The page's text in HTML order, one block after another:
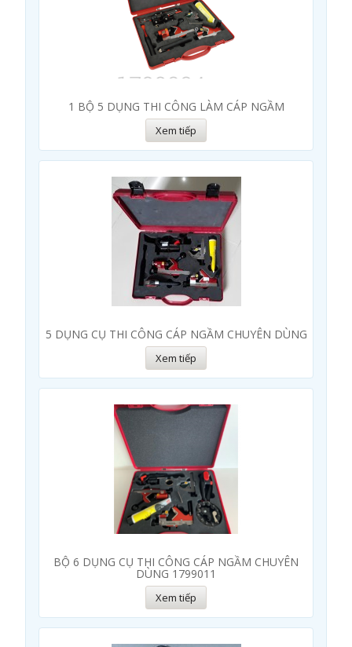
1 BỘ 5 DỤNG THI CÔNG LÀM CÁP NGẦM
Xem tiếp
5 DỤNG CỤ THI CÔNG CÁP NGẦM CHUYÊN DÙNG
Xem tiếp
BỘ 6 DỤNG CỤ THI CÔNG CÁP NGẦM CHUYÊN
DÙNG 1799011
Xem tiếp